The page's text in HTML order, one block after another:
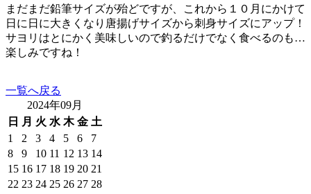
まだまだ鉛筆サイズが殆どですが、これから１０月にかけて
日に日に大きくなり唐揚げサイズから刺身サイズにアップ！
サヨリはとにかく美味しいので釣るだけでなく食べるのも…
楽しみですね！
一覧へ戻る
2024年09月
日
月 火 水 木 金 土
1 2 3 4 5 6
7
8
9 10 11 12 13 14
15 16 17 18 19 20 21
22 23 24 25 26 27 28